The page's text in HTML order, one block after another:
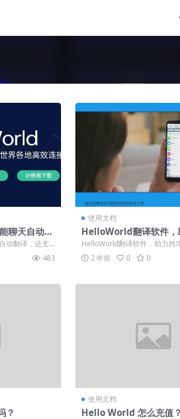
聊天自动翻
方便！
动翻译，还支
...
483
使用文档
HelloWorld翻译软件，
业出海聊天翻译难题
HelloWorld翻译软件，助力跨
天翻译难题 基本信息 需求类型
2 年前 0 0
？
使用文档
Hello World 怎么充值？